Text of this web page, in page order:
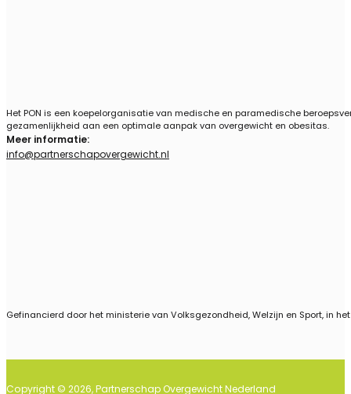
Het PON is een koepelorganisatie van medische en paramedische
gezamenlijkheid aan een optimale aanpak van overgewicht en obesitas.
Gefinancierd door het ministerie van Volksgezondheid, Welzijn en Sport, in
Meer informatie:
info@partnerschapovergewicht.nl
Copyright © 2026, Partnerschap Overgewicht Nederland